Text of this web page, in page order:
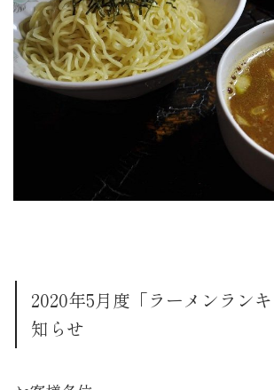
2020年5月度「ラーメンラン
知らせ